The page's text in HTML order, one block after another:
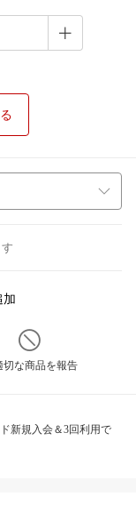
加
切な商品を報告
新規入会＆3回利用で